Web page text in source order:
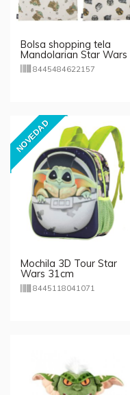
Bolsa shopping tela
Mandolarian Star Wars
40cm8445484622157
NOVEDAD
Mochila 3D Tour Star
Wars 31cm
8445118041071